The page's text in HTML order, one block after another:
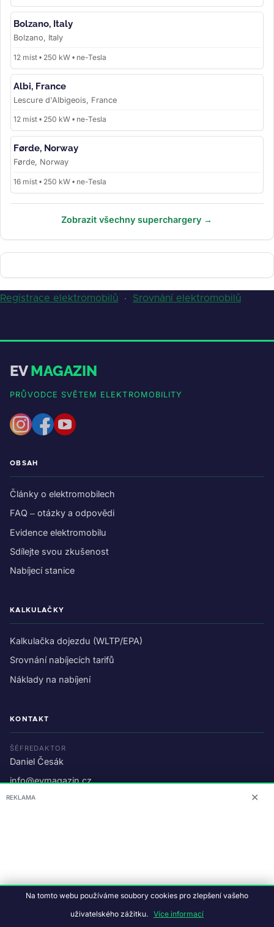
Bolzano, Italy
Bolzano, Italy
12 míst • 250 kW • ne-Tesla
Albi, France
Lescure d'Albigeois, France
12 míst • 250 kW • ne-Tesla
Førde, Norway
Førde, Norway
16 míst • 250 kW • ne-Tesla
Zobrazit všechny superchargery →
Registrace elektromobilů · Srovnání elektromobilů
EVMAGAZIN
PRŮVODCE SVĚTEM ELEKTROMOBILITY
OBSAH
Články o elektromobilech
FAQ – otázky a odpovědi
Evidence elektromobilu
Sdílejte svou zkušenost
Nabíjecí stanice
KALKULAČKY
Kalkulačka dojezdu (WLTP/EPA)
Srovnání nabíjecích tarifů
Náklady na nabíjení
KONTAKT
ŠÉFREDAKTOR
Daniel Česák
info@evmagazin.cz
O nás
© 2026 EV Magazin.Podmínky a ochrana dat.
Studiografix
REKLAMA ✕
Na tomto webu používáme soubory cookies pro zlepšení vašeho
uživatelského zážitku. Více informací